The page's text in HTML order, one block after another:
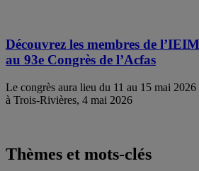
Découvrez les membres de
au 93e Congrès de l’Acfas
Le congrès aura lieu du 11 au 15 mai
à Trois-Rivières, 4 mai 2026
Thèmes et mots-clés